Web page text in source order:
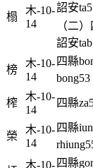
榻
木-10-
14
詔安
（二
詔安
榜
木-10-
14
四縣
榨
木-10-
14
四縣
榮
木-10-
14
四縣
木-10- 四縣